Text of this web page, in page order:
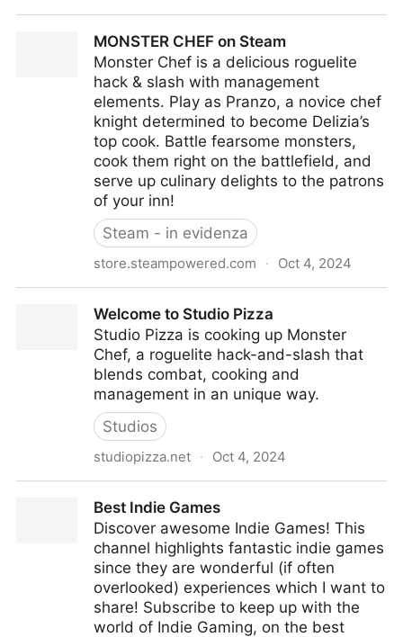
MONSTER CHEF on Steam
Monster Chef is a delicious roguelite
hack & slash with management
elements. Play as Pranzo, a novice chef
knight determined to become Delizia’s
top cook. Battle fearsome monsters,
cook them right on the battlefield, and
serve up culinary delights to the patrons
of your inn!
Steam - in evidenza
store.steampowered.com · Oct 4, 2024
Welcome to Studio Pizza
Studio Pizza is cooking up Monster
Chef, a roguelite hack-and-slash that
blends combat, cooking and
management in an unique way.
Studios
studiopizza.net · Oct 4, 2024
Best Indie Games
Discover awesome Indie Games! This
channel highlights fantastic indie games
since they are wonderful (if often
overlooked) experiences which I want to
share! Subscribe to keep up with the
world of Indie Gaming, on the best